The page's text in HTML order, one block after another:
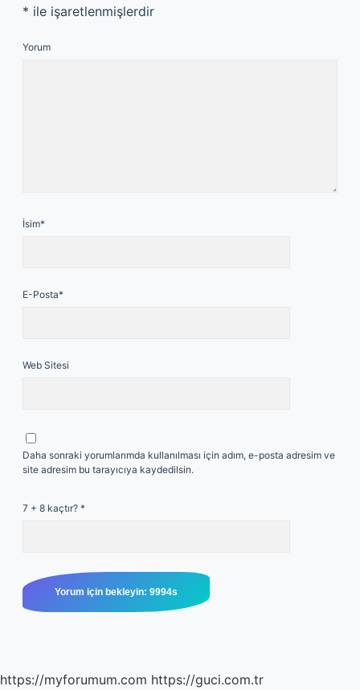
* ile işaretlenmişlerdir
Yorum
İsim*
E-Posta*
Web Sitesi
Daha sonraki yorumlarımda kullanılması için adım, e-posta adresim ve
site adresim bu tarayıcıya kaydedilsin.
7 + 8 kaçtır? *
https://myforumum.com https://guci.com.tr